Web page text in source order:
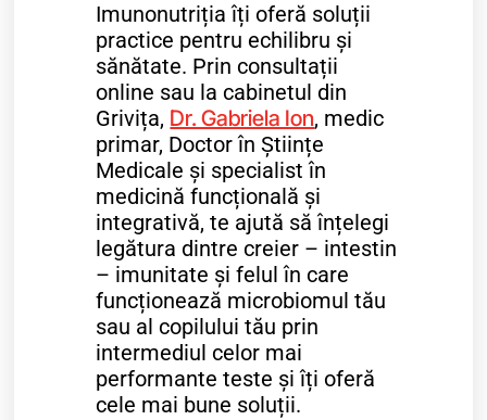
Imunonutriția îți oferă soluții
practice pentru echilibru și
sănătate. Prin consultații
online sau la cabinetul din
Grivița, Dr. Gabriela Ion, medic
primar, Doctor în Științe
Medicale și specialist în
medicină funcțională și
integrativă, te ajută să înțelegi
legătura dintre creier – intestin
– imunitate și felul în care
funcționează microbiomul tău
sau al copilului tău prin
intermediul celor mai
performante teste și îți oferă
cele mai bune soluții.